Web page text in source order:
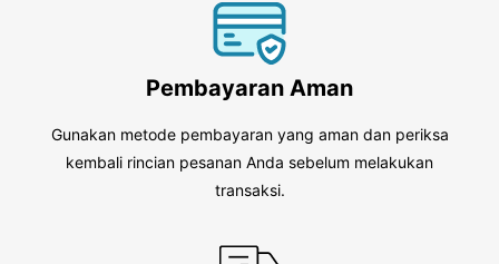
Pembayaran Aman
Gunakan metode pembayaran yang aman dan periksa
kembali rincian pesanan Anda sebelum melakukan
transaksi.